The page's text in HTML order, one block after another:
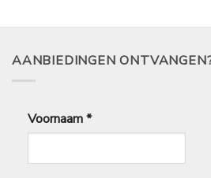
AANBIEDINGEN
Voornaam*